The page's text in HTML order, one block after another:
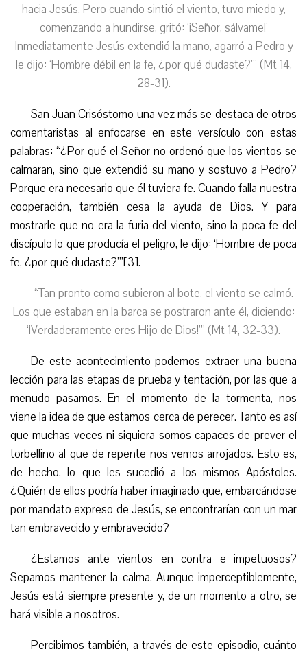
hacia Jesús. Pero cuando sintió el viento, tuvo miedo y,
comenzando a hundirse, gritó: ‘¡Señor, sálvame!’
Inmediatamente Jesús extendió la mano, agarró a Pedro y
le dijo: ‘Hombre débil en la fe, ¿por qué dudaste?’” (Mt 14,
28-31).
San Juan Crisóstomo una vez más se destaca de otros
comentaristas al enfocarse en este versículo con estas
palabras: “¿Por qué el Señor no ordenó que los vientos se
calmaran, sino que extendió su mano y sostuvo a Pedro?
Porque era necesario que él tuviera fe. Cuando falla nuestra
cooperación, también cesa la ayuda de Dios. Y para
mostrarle que no era la furia del viento, sino la poca fe del
discípulo lo que producía el peligro, le dijo: ‘Hombre de poca
fe, ¿por qué dudaste?’”[3].
“Tan pronto como subieron al bote, el viento se calmó.
Los que estaban en la barca se postraron ante él, diciendo:
‘¡Verdaderamente eres Hijo de Dios!’” (Mt 14, 32-33).
De este acontecimiento podemos extraer una buena
lección para las etapas de prueba y tentación, por las que a
menudo pasamos. En el momento de la tormenta, nos
viene la idea de que estamos cerca de perecer. Tanto es así
que muchas veces ni siquiera somos capaces de prever el
torbellino al que de repente nos vemos arrojados. Esto es,
de hecho, lo que les sucedió a los mismos Apóstoles.
¿Quién de ellos podría haber imaginado que, embarcándose
por mandato expreso de Jesús, se encontrarían con un mar
tan embravecido y embravecido?
¿Estamos ante vientos en contra e impetuosos?
Sepamosmantener la calma. Aunque imperceptiblemente,
Jesús está siempre presente y, de un momento a otro, se
hará visible a nosotros.
Percibimos también, a través de este episodio, cuánto